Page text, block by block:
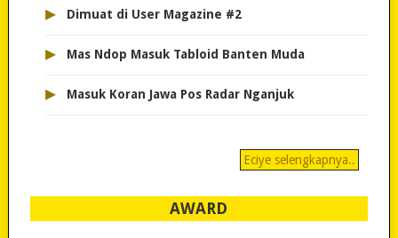
▸ Dimuat di User Magazine #2
▸ Mas Ndop Masuk Tabloid Banten Muda
▸ Masuk Koran Jawa Pos Radar Nganjuk
Eciye selengkapnya..
AWARD